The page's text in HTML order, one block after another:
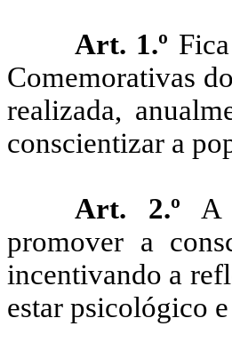
Art. 1.º
Comemorativas
realizada,
conscientizar a
Art. 2.º A
promover a
incentivando a
estar psicológico